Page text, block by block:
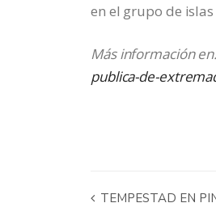
en el grupo de
Más información
publica-de-
TEMPESTAD EN